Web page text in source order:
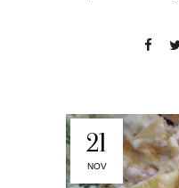
21
NOV